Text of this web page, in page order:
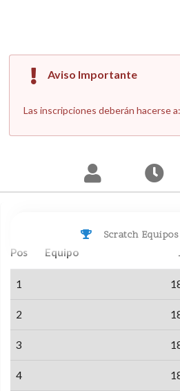
Aviso Importante
Las inscripciones deberán hacerse a:
Scratch
Pos Equipo
1
2
3
4